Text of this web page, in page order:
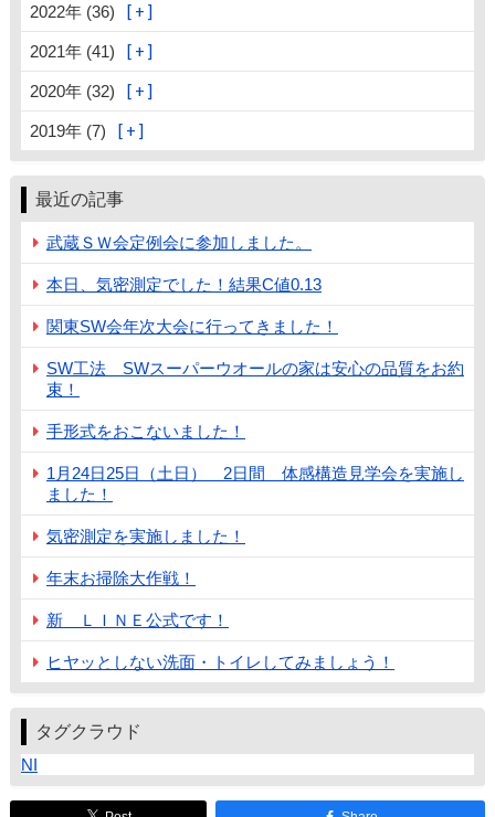
2022年 (36)
2021年 (41)
2020年 (32)
2019年 (7)
最近の記事
武蔵ＳＷ会定例会に参加しました。
本日、気密測定でした！結果C値0.13
関東SW会年次大会に行ってきました！
SW工法 SWスーパーウオールの家は安心の品質をお約
束！
手形式をおこないました！
1月24日25日（土日） 2日間 体感構造見学会を実施し
ました！
気密測定を実施しました！
年末お掃除大作戦！
新 ＬＩＮＥ公式です！
ヒヤッとしない洗面・トイレしてみましょう！
タグクラウド
NI